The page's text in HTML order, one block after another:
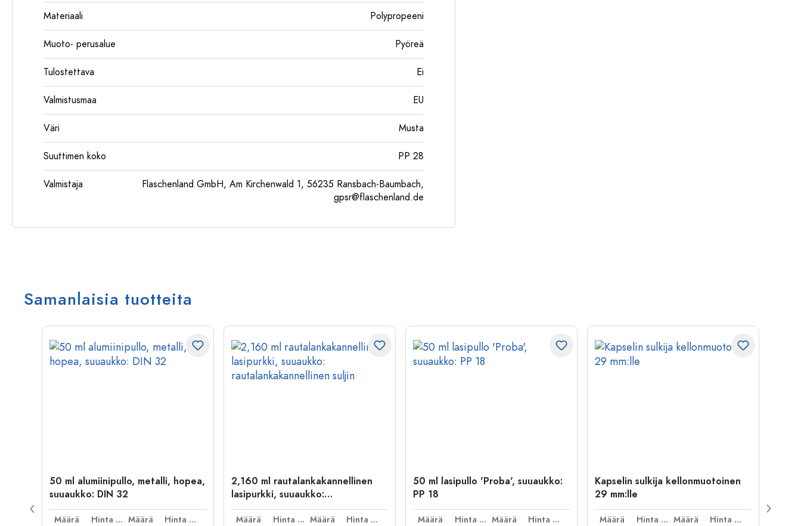
Materiaali Polypropeeni
Muoto- perusalue Pyöreä
Tulostettava Ei
Valmistusmaa EU
Väri Musta
Suuttimen koko PP 28
Valmistaja
Flaschenland GmbH, Am Kirchenwald 1, 56235 Ransbach-Baumbach,
gpsr@flaschenland.de
Samanlaisia tuotteita
50 ml alumiinipullo, metalli, hopea,
suuaukko: DIN 32
Määrä Hinta per kpl Määrä
Hinta per kpl
2,160 ml rautalankakannellinen
lasipurkki, suuaukko:
rautalankakannellinen suljin
Määrä Hinta per kpl Määrä
Hinta per kpl
50 ml lasipullo 'Proba', suuaukko:
PP 18
Määrä Hinta per kpl Määrä
Hinta per kpl
Kapselin sulkija kellonmuotoinen
29 mm:lle
Määrä Hinta per kpl Määrä
Hinta per kpl